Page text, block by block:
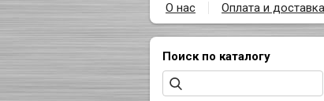
О нас Оплата и доставка
Поиск по каталогу